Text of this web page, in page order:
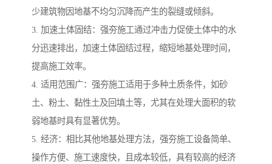
少建筑物因地基不均匀沉降而产生的裂缝或倾斜。
3. 加速土体固结：强夯施工通过冲击力促使土体中的水
分迅速排出，加速土体固结过程，缩短地基处理时间，
提高施工效率。
4. 适用范围广：强夯施工适用于多种土质条件，如砂
土、粉土、黏性土及回填土等，尤其在处理大面积的软
弱地基时具有显著优势。
5. 经济：相比其他地基处理方法，强夯施工设备简单、
操作方便、施工速度快，且成本较低，具有较高的经济